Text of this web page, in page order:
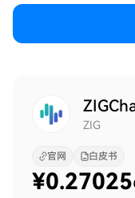
ZIG
官网 白皮书
¥